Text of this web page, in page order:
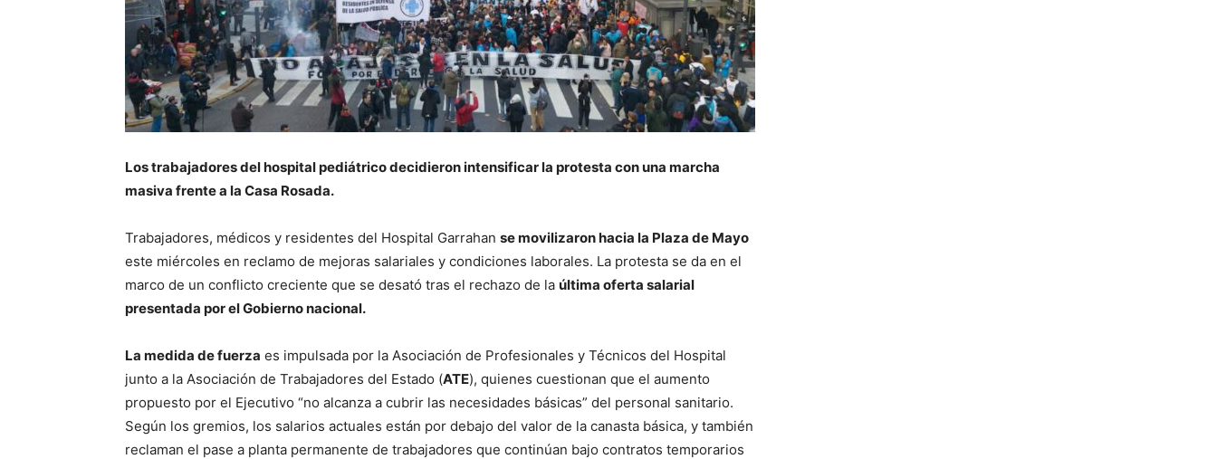
de
Argentina
Los trabajadores del hospital pediátrico decidieron intensificar la protesta con una marcha
masiva frente a la Casa Rosada.
Trabajadores, médicos y residentes del Hospital Garrahan se movilizaron hacia la Plaza de Mayo
este miércoles en reclamo de mejoras salariales y condiciones laborales. La protesta se da en el
marco de un conflicto creciente que se desató tras el rechazo de la última oferta salarial
presentada por el Gobierno nacional.
La medida de fuerza es impulsada por la Asociación de Profesionales y Técnicos del Hospital
junto a la Asociación de Trabajadores del Estado (ATE), quienes cuestionan que el aumento
propuesto por el Ejecutivo “no alcanza a cubrir las necesidades básicas” del personal sanitario.
Según los gremios, los salarios actuales están por debajo del valor de la canasta básica, y también
reclaman el pase a planta permanente de trabajadores que continúan bajo contratos temporarios